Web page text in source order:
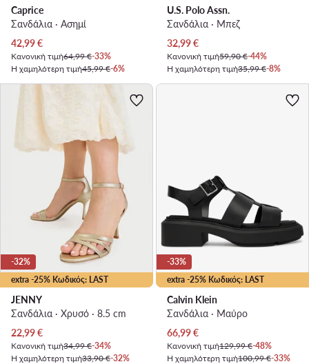
Caprice
Σανδάλια · Ασημί
Τρέχουσα τιμή
42,99€
Κανονική τιμή64,99 €-33%
Η χαμηλότερη τιμή45,99 €-6%
U.S. Polo Assn.
Σανδάλια · Μπεζ
Τρέχουσα τιμή
32,99€
Κανονική τιμή59,90 €-44%
Η χαμηλότερη τιμή35,99 €-8%
extra -25% Κωδικός: LAST
-32%
JENNY
Σανδάλια · Χρυσό · 8.5 cm
Τρέχουσα τιμή
22,99€
Κανονική τιμή34,99 €-34%
Η χαμηλότερη τιμή33,90 €-32%
extra -25% Κωδικός: LAST
-33%
Calvin Klein
Σανδάλια · Μαύρο
Τρέχουσα τιμή
66,99€
Κανονική τιμή129,99 €-48%
Η χαμηλότερη τιμή100,99 €-33%